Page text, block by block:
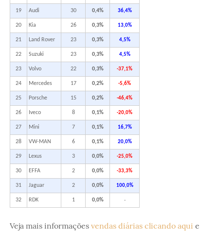
19 Audi 30 0,4% 36,4%
20 Kia 26 0,3% 13,0%
21 Land Rover 23 0,3% 4,5%
22 Suzuki 23 0,3% 4,5%
23 Volvo 22 0,3% -37,1%
24 Mercedes 17 0,2% -5,6%
25 Porsche 15 0,2% -46,4%
26 Iveco 8 0,1% -20,0%
27 Mini 7 0,1% 16,7%
28 VW-MAN 6 0,1% 20,0%
29 Lexus 3 0,0% -25,0%
30 EFFA 2 0,0% -33,3%
31 Jaguar 2 0,0% 100,0%
32 RDK 1 0,0% -
Veja mais informações vendas diárias clicando aqui e